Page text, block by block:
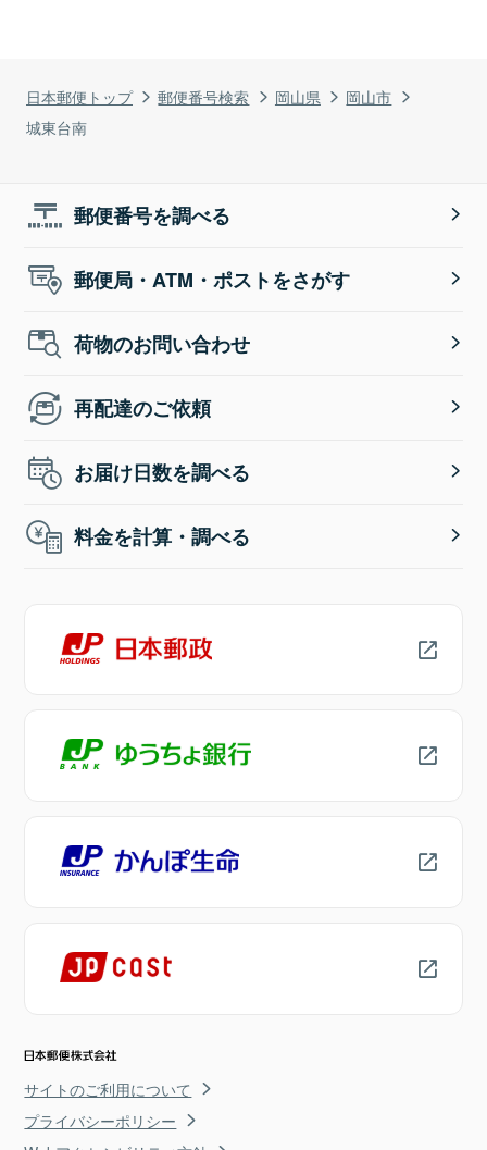
日本郵便トップ 郵便番号検索 岡山県
岡山市
城東台南
郵便番号を調べる
郵便局・ATM・ポストをさがす
荷物のお問い合わせ
再配達のご依頼
お届け日数を調べる
料金を計算・調べる
サイトのご利用について
プライバシーポリシー